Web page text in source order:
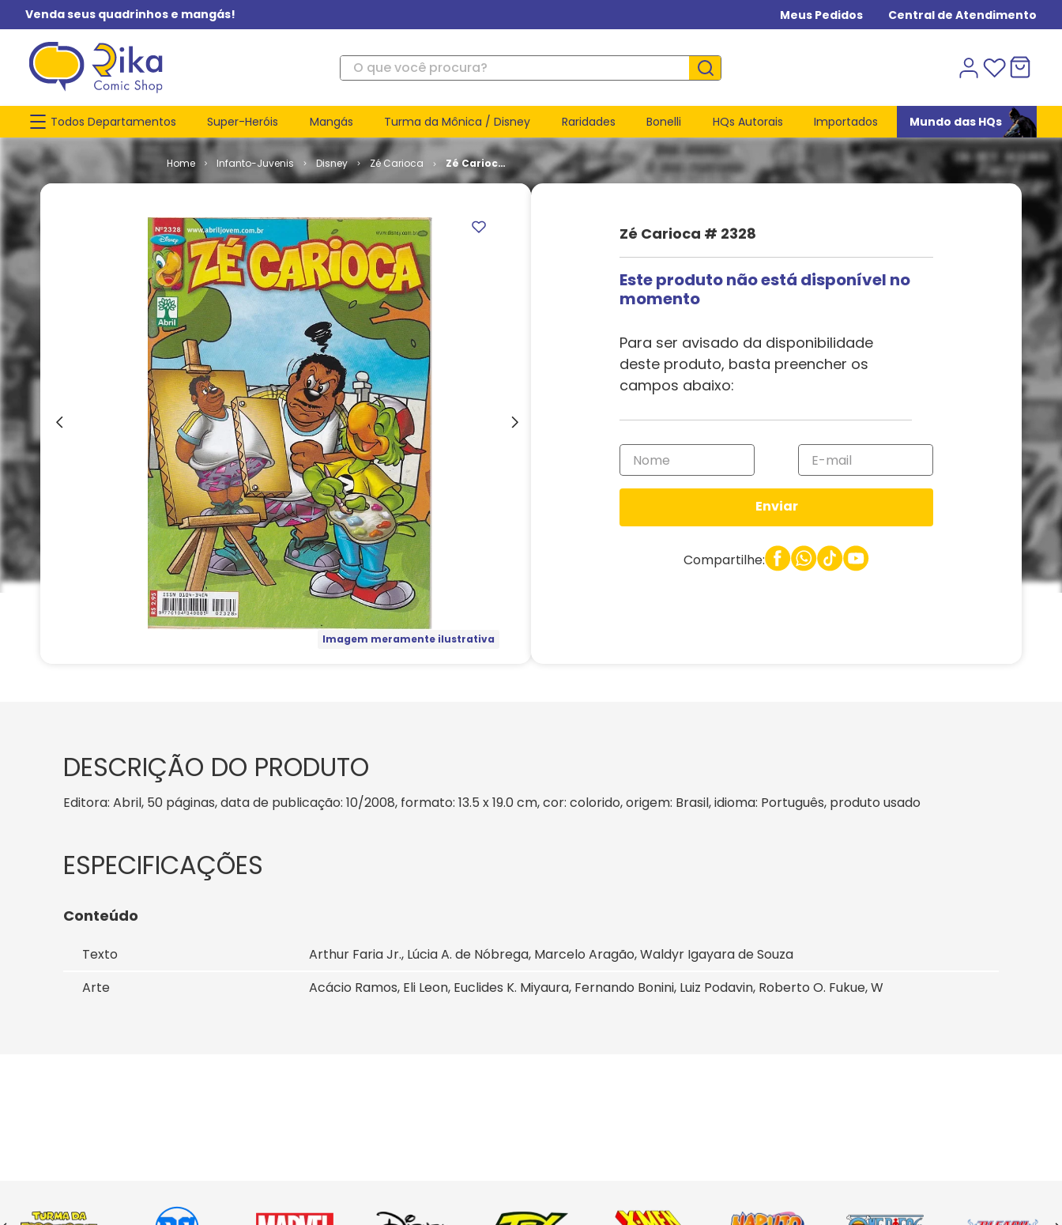
Venda seus quadrinhos e mangás! Meus Pedidos Central de Atendimento
O que você procura?
Todos Departamentos Super-Heróis Mangás Turma da Mônica / Disney Raridades Bonelli HQs Autorais Importados Mundo das HQs
Infanto-Juvenis Disney Zé Carioca
Zé Carioca
# 2328
Imagem meramente ilustrativa
Zé Carioca # 2328
Este produto não está disponível no
momento
Para ser avisado da disponibilidade
deste produto, basta preencher os
campos abaixo:
Enviar
Compartilhe:
DESCRIÇÃO DO PRODUTO
Editora: Abril, 50 páginas, data de publicação: 10/2008, formato: 13.5 x 19.0 cm, cor: colorido, origem: Brasil, idioma: Português, produto usado
Conteúdo
Texto
Arthur Faria Jr., Lúcia A. de Nóbrega, Marcelo Aragão, Waldyr Igayara de Souza
Arte
Acácio Ramos, Eli Leon, Euclides K. Miyaura, Fernando Bonini, Luiz Podavin, Roberto O. Fukue, W